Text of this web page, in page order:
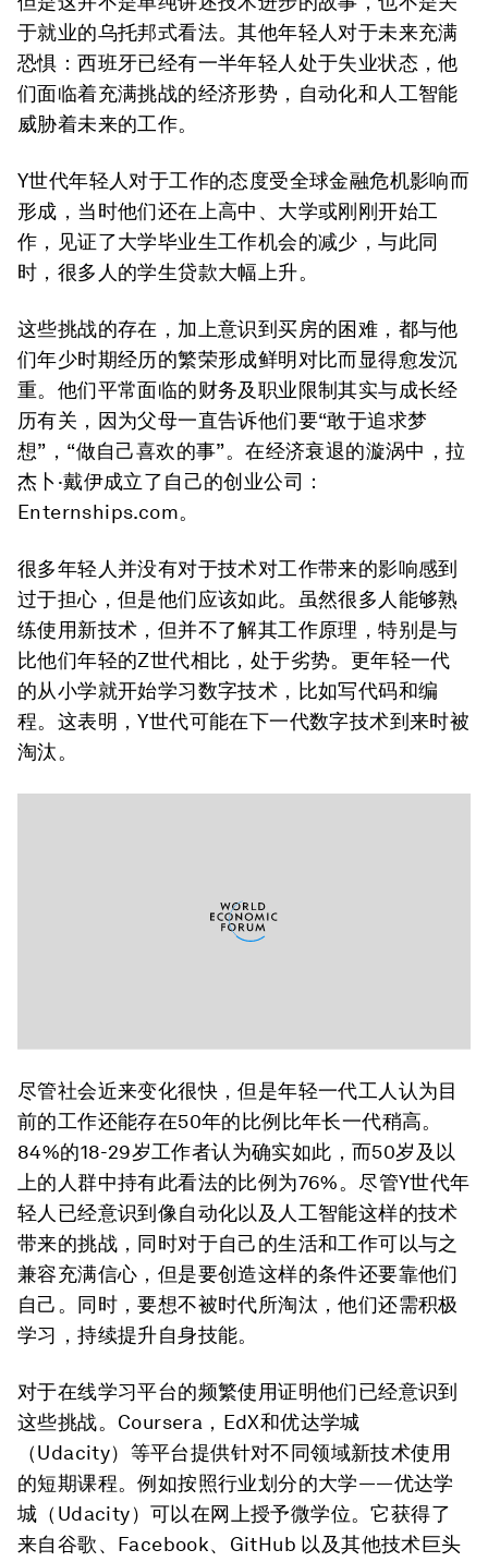
于就业的乌托邦式看法。其他年轻人对于未来充满
恐惧：西班牙已经有一半年轻人处于失业状态，他
们面临着充满挑战的经济形势，自动化和人工智能
威胁着未来的工作。
Y世代年轻人对于工作的态度受全球金融危机影响而
形成，当时他们还在上高中、大学或刚刚开始工
作，见证了大学毕业生工作机会的减少，与此同
时，很多人的学生贷款大幅上升。
这些挑战的存在，加上意识到买房的困难，都与他
们年少时期经历的繁荣形成鲜明对比而显得愈发沉
重。他们平常面临的财务及职业限制其实与成长经
历有关，因为父母一直告诉他们要“敢于追求梦
想”，“做自己喜欢的事”。在经济衰退的漩涡中，拉
杰卜·戴伊成立了自己的创业公司：
Enternships.com。
很多年轻人并没有对于技术对工作带来的影响感到
过于担心，但是他们应该如此。虽然很多人能够熟
练使用新技术，但并不了解其工作原理，特别是与
比他们年轻的Z世代相比，处于劣势。更年轻一代
的从小学就开始学习数字技术，比如写代码和编
程。这表明，Y世代可能在下一代数字技术到来时被
淘汰。
尽管社会近来变化很快，但是年轻一代工人认为目
前的工作还能存在50年的比例比年长一代稍高。
84%的18-29岁工作者认为确实如此，而50岁及以
上的人群中持有此看法的比例为76%。尽管Y世代年
轻人已经意识到像自动化以及人工智能这样的技术
带来的挑战，同时对于自己的生活和工作可以与之
兼容充满信心，但是要创造这样的条件还要靠他们
自己。同时，要想不被时代所淘汰，他们还需积极
学习，持续提升自身技能。
对于在线学习平台的频繁使用证明他们已经意识到
这些挑战。Coursera，EdX和优达学城
（Udacity）等平台提供针对不同领域新技术使用
的短期课程。例如按照行业划分的大学——优达学
城（Udacity）可以在网上授予微学位。它获得了
来自谷歌、Facebook、GitHub 以及其他技术巨头